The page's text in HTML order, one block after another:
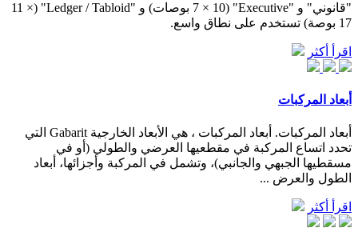
"قانوني" و "Executive" (7 × 10 بوصات) و "Ledger / Tabloid" (11 ×
17 بوصة) تستخدم على نطاق واسع.
اقرأ أكثر
أبعاد المركبات
أبعاد المركبات. أبعاد المركبات ، هي الأبعاد الخارجية Gabarit التي
تحدد اتساع المركبة في مقطعيها العرضي والطولي (أو في
مسقطيها الجبهي والجانبي)، وتشمل في المركبة وأجزائها، أبعاد
الطول والعرض ...
اقرأ أكثر